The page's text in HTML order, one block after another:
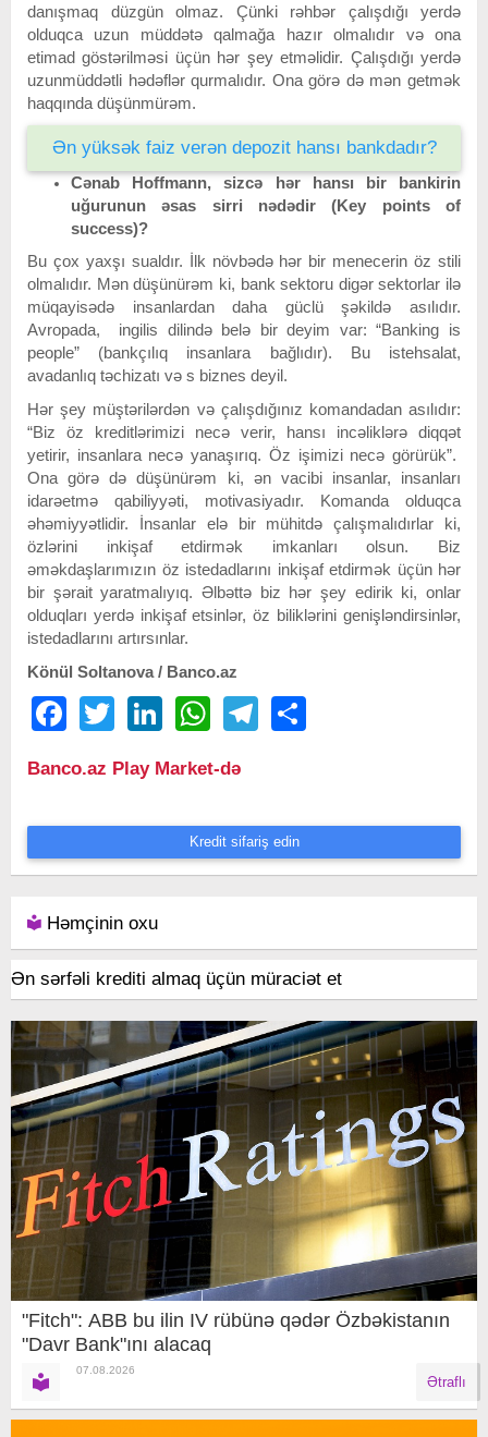
danışmaq düzgün olmaz. Çünki rəhbər çalışdığı yerdə
olduqca uzun müddətə qalmağa hazır olmalıdır və ona
etimad göstərilməsi üçün hər şey etməlidir. Çalışdığı yerdə
uzunmüddətli hədəflər qurmalıdır. Ona görə də mən getmək
haqqında düşünmürəm.
Ən yüksək faiz verən depozit hansı bankdadır?
Cənab Hoffmann, sizcə hər hansı bir bankirin
uğurunun əsas sirri nədədir (Key points of
success)?
Bu çox yaxşı sualdır. İlk növbədə hər bir menecerin öz stili
olmalıdır. Mən düşünürəm ki, bank sektoru digər sektorlar ilə
müqayisədə insanlardan daha güclü şəkildə asılıdır.
Avropada, ingilis dilində belə bir deyim var: “Banking is
people” (bankçılıq insanlara bağlıdır). Bu istehsalat,
avadanlıq təchizatı və s biznes deyil.
Hər şey müştərilərdən və çalışdığınız komandadan asılıdır:
“Biz öz kreditlərimizi necə verir, hansı incəliklərə diqqət
yetirir, insanlara necə yanaşırıq. Öz işimizi necə görürük”.
Ona görə də düşünürəm ki, ən vacibi insanlar, insanları
idarəetmə qabiliyyəti, motivasiyadır. Komanda olduqca
əhəmiyyətlidir. İnsanlar elə bir mühitdə çalışmalıdırlar ki,
özlərini inkişaf etdirmək imkanları olsun. Biz
əməkdaşlarımızın öz istedadlarını inkişaf etdirmək üçün hər
bir şərait yaratmalıyıq. Əlbəttə biz hər şey edirik ki, onlar
olduqları yerdə inkişaf etsinlər, öz biliklərini genişləndirsinlər,
istedadlarını artırsınlar.
Könül Soltanova / Banco.az
FacebookTwitter LinkedIn WhatsAppTelegram
Banco.az Play Market-də
Kredit sifariş edin
Həmçinin oxu
Ən sərfəli krediti almaq üçün müraciət et
"Fitch": ABB bu ilin IV rübünə qədər Özbəkistanın
"Davr Bank"ını alacaq
07.08.2026
Ətraflı